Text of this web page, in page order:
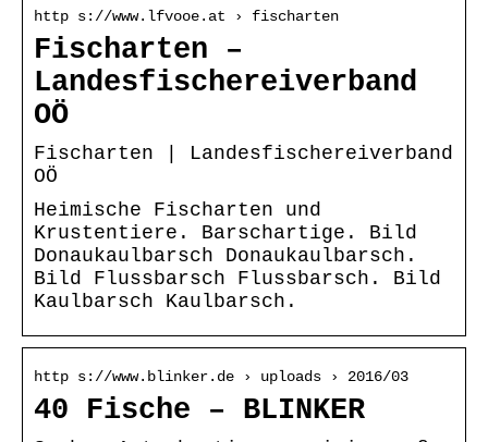
http s://www.lfvooe.at › fischarten
Fischarten –
Landesfischereiverband
OÖ
Fischarten | Landesfischereiverband
OÖ
Heimische Fischarten und
Krustentiere. Barschartige. Bild
Donaukaulbarsch Donaukaulbarsch.
Bild Flussbarsch Flussbarsch. Bild
Kaulbarsch Kaulbarsch.
http s://www.blinker.de › uploads › 2016/03
40 Fische – BLINKER